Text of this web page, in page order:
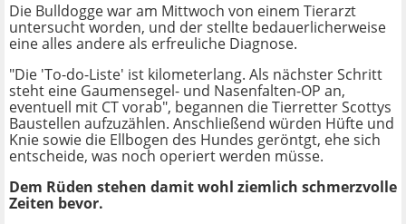
Die Bulldogge war am Mittwoch von einem Tierarzt
untersucht worden, und der stellte bedauerlicherweise
eine alles andere als erfreuliche Diagnose.
"Die 'To-do-Liste' ist kilometerlang. Als nächster Schritt
steht eine Gaumensegel- und Nasenfalten-OP an,
eventuell mit CT vorab", begannen die Tierretter Scottys
Baustellen aufzuzählen. Anschließend würden Hüfte und
Knie sowie die Ellbogen des Hundes geröntgt, ehe sich
entscheide, was noch operiert werden müsse.
Dem Rüden stehen damit wohl ziemlich schmerzvolle
Zeiten bevor.